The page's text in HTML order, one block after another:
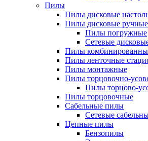
Пилы
Пилы дисковые
Пилы дисковые ручные
Пилы погружные
Сетевые
Пилы
Пилы ленточные
Пилы монтажные
Пилы торцовочно-
Пилы торцово-
Пилы торцовочные
Сабельные пилы
Сетевые
Цепные пилы
Бензопилы